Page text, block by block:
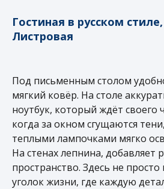
Гостиная в русском
Листровая
Под письменным столом
мягкий ковёр. На столе
ноутбук, который ждёт своего
когда за окном сгущаются
теплыми лампочками мягко
На стенах лепнина, добавляет
пространство. Здесь не просто
уголок жизни, где каждую